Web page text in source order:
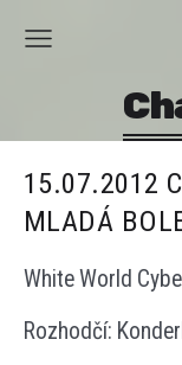
15.07.2012
MLADÁ
White World
Rozhodčí: